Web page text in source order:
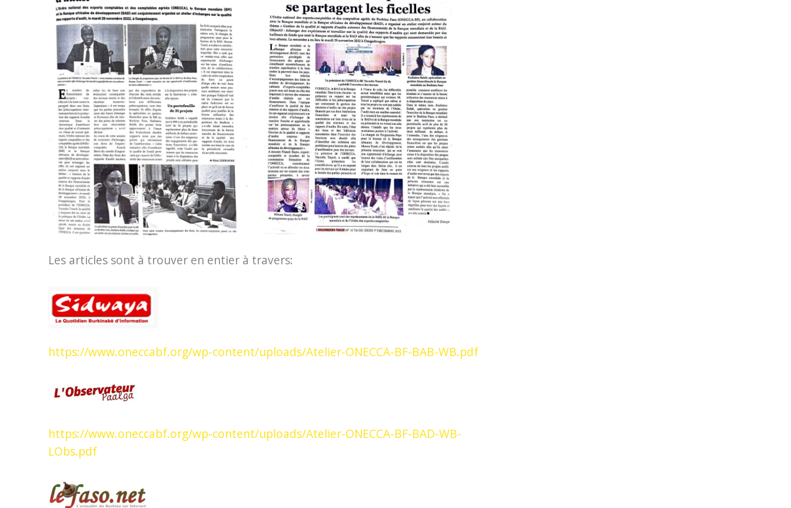
Les articles sont à trouver en entier à travers:
https://www.oneccabf.org/wp-content/uploads/Atelier-ONECCA-BF-BAB-WB.pdf
https://www.oneccabf.org/wp-content/uploads/Atelier-ONECCA-BF-BAD-WB-
LObs.pdf